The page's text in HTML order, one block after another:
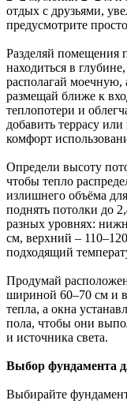
отдых с друзьями,
предусмотрите
Разделяй помещения
находиться в
располагай моечную,
размещай ближе к
теплопотери и
добавить террасу
комфорт
Определи высоту
чтобы тепло
излишнего объёма
поднять потолки до
разных уровнях:
см, верхний –
подходящий
Продумай
шириной 60–70 см и
тепла, а окна
пола, чтобы они
и источника света.
Выбор фундамента
Выбирайте